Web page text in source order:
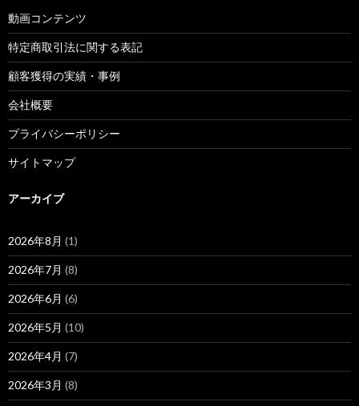
動画コンテンツ
特定商取引法に関する表記
顧客獲得の実績・事例
会社概要
プライバシーポリシー
サイトマップ
アーカイブ
2026年8月 (1)
2026年7月 (8)
2026年6月 (6)
2026年5月 (10)
2026年4月 (7)
2026年3月 (8)